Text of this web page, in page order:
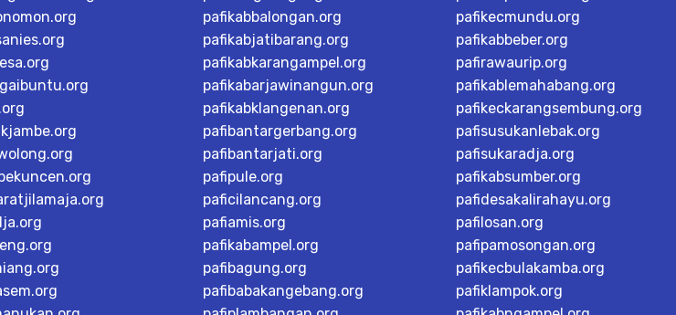
pafikabbalongan.org
pafikabjatibarang.org
pafikabkarangampel.org
pafikabarjawinangun.org
pafikabklangenan.org
pafibantargerbang.org
pafibantarjati.org
pafipule.org
paficilancang.org
pafiamis.org
pafikabampel.org
pafibagung.org
pafibabakangebang.org
pafikecmundu.org
pafikabbeber.org
pafirawaurip.org
pafikablemahabang.org
pafikeckarangsembung.org
pafisusukanlebak.org
pafisukaradja.org
pafikabsumber.org
pafidesakalirahayu.org
pafilosan.org
pafipamosongan.org
pafikecbulakamba.org
pafiklampok.org